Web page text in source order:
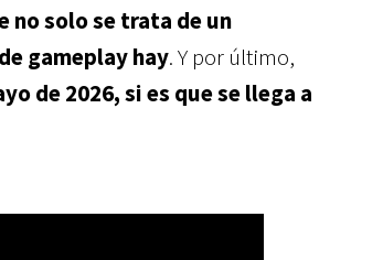
no solo se trata de un
gameplay hay. Y por último,
de 2026, si es que se llega a